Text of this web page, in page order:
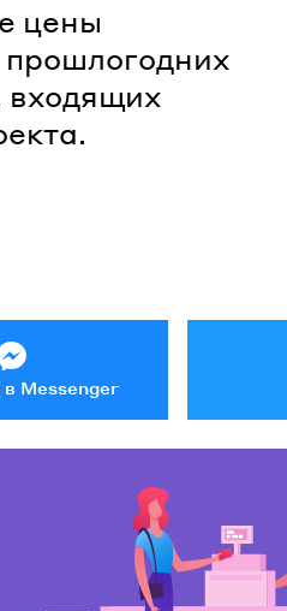
цены
входящих
в Messenger